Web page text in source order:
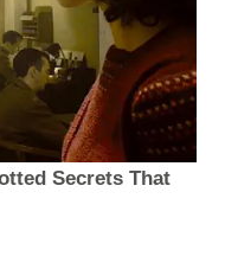
Secrets That